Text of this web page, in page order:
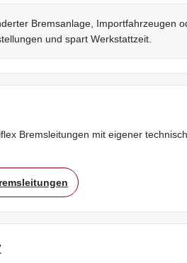
Bremsanlage, Importfahrzeugen
und spart Werkstattzeit.
Bremsleitungen mit eigener